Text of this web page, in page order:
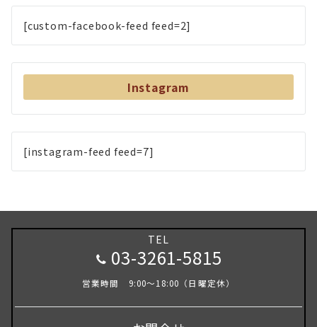
[custom-facebook-feed feed=2]
Instagram
[instagram-feed feed=7]
TEL
03-3261-5815
営業時間 9:00～18:00（日曜定休）